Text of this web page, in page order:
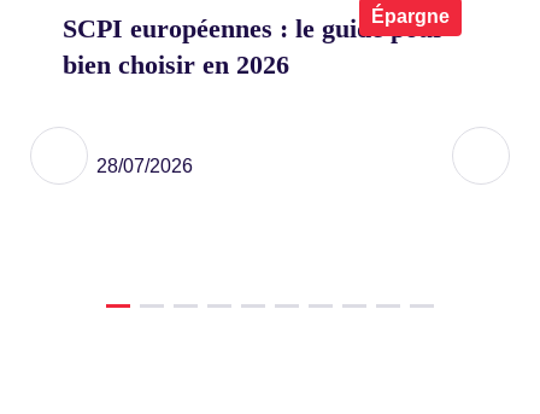
Épargne
SCPI européennes : le guide pour
bien choisir en 2026
28/07/2026